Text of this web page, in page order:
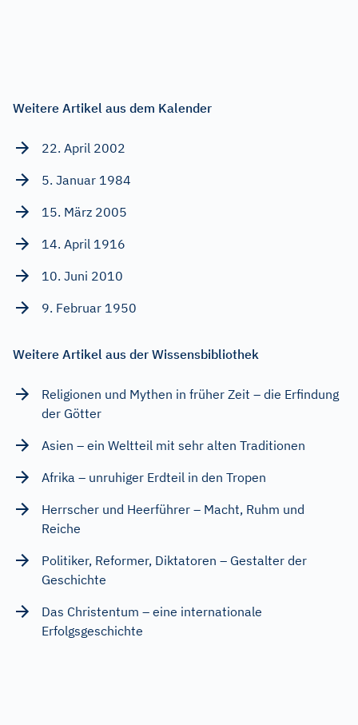
Weitere Artikel aus dem Kalender
22. April 2002
5. Januar 1984
15. März 2005
14. April 1916
10. Juni 2010
9. Februar 1950
Weitere Artikel aus der Wissensbibliothek
Religionen und Mythen in früher Zeit – die Erfindung
der Götter
Asien – ein Weltteil mit sehr alten Traditionen
Afrika – unruhiger Erdteil in den Tropen
Herrscher und Heerführer – Macht, Ruhm und
Reiche
Politiker, Reformer, Diktatoren – Gestalter der
Geschichte
Das Christentum – eine internationale
Erfolgsgeschichte